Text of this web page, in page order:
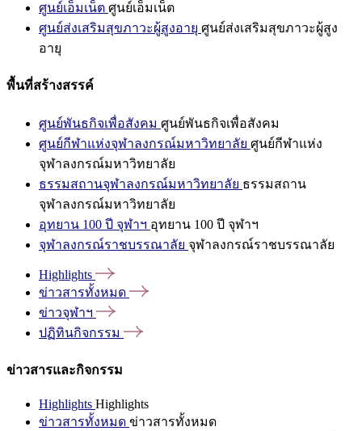
ศูนย์เอ็มเน็ต ศูนย์เอ็มเน็ต
ศูนย์ส่งเสริมสุขภาวะผู้สูงอายุ ศูนย์ส่งเสริมสุขภาวะผู้สูง
อายุ
พื้นที่สร้างสรรค์
ศูนย์พันธกิจเพื่อสังคม ศูนย์พันธกิจเพื่อสังคม
ศูนย์กีฬาแห่งจุฬาลงกรณ์มหาวิทยาลัย ศูนย์กีฬาแห่ง
จุฬาลงกรณ์มหาวิทยาลัย
ธรรมสถานจุฬาลงกรณ์มหาวิทยาลัย ธรรมสถาน
จุฬาลงกรณ์มหาวิทยาลัย
อุทยาน 100 ปี จุฬาฯ อุทยาน 100 ปี จุฬาฯ
จุฬาลงกรณ์ราชบรรณาลัย จุฬาลงกรณ์ราชบรรณาลัย
Highlights
ข่าวสารทั้งหมด
ข่าวจุฬาฯ
ปฏิทินกิจกรรม
ข่าวสารและกิจกรรม
Highlights Highlights
ข่าวสารทั้งหมด ข่าวสารทั้งหมด